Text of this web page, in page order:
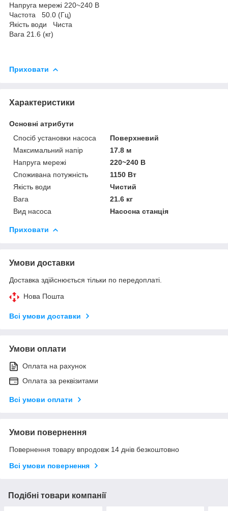
Напруга мережі 220~240 В
Частота 50.0 (Гц)
Якість води Чиста
Вага 21.6 (кг)
Приховати
Характеристики
Основні атрибути
Спосіб установки насоса
Поверхневий
Максимальний напір
17.8 м
Напруга мережі
220~240 В
Споживана потужність
1150 Вт
Якість води
Чистий
Вага
21.6 кг
Вид насоса
Насосна станція
Приховати
Умови доставки
Доставка здійснюється тільки по передоплаті.
Нова Пошта
Всі умови доставки
Умови оплати
Оплата на рахунок
Оплата за реквізитами
Всі умови оплати
Умови повернення
Повернення товару впродовж 14 днів безкоштовно
Всі умови повернення
Подібні товари компанії